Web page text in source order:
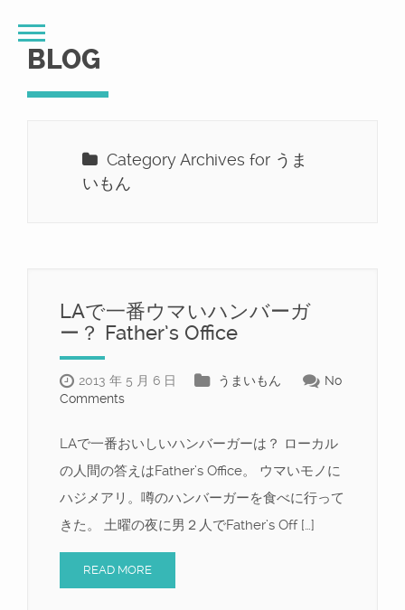
BLOG
Category Archives for うま
いもん
LAで一番ウマいハンバーガ
ー？ Father’s Office
2013 年 5 月 6 日 うまいもん
No
Comments
LAで一番おいしいハンバーガーは？ ローカル
の人間の答えはFather’s Office。 ウマいモノに
ハジメアリ。噂のハンバーガーを食べに行って
きた。 土曜の夜に男２人でFather’s Off […]
READ MORE